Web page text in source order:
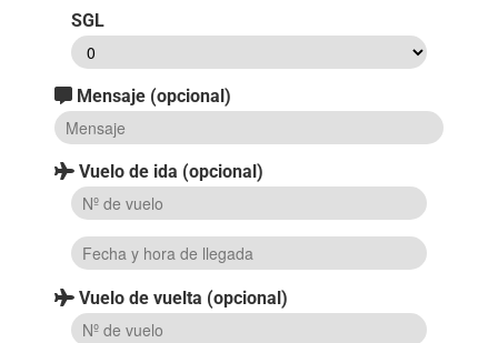
SGL
Mensaje (opcional)
Vuelo de ida (opcional)
Vuelo de vuelta (opcional)